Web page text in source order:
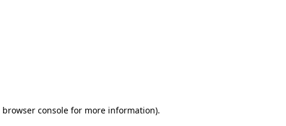
browser console for more information).